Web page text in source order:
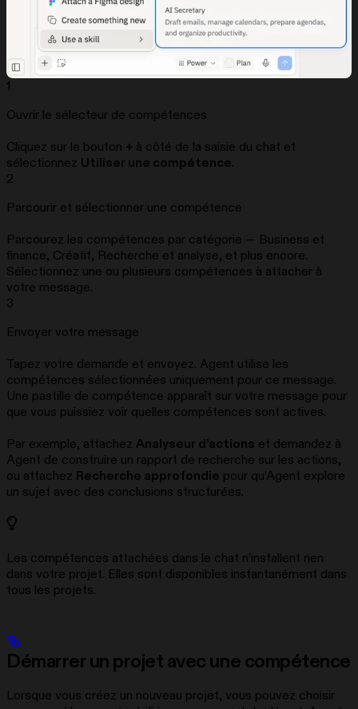
1
Ouvrir le sélecteur de compétences
Cliquez sur le bouton + à côté de la saisie du chat et
sélectionnez Utiliser une compétence.
2
Parcourir et sélectionner une compétence
Parcourez les compétences par catégorie — Business et
finance, Créatif, Recherche et analyse, et plus encore.
Sélectionnez une ou plusieurs compétences à attacher à
votre message.
3
Envoyer votre message
Tapez votre demande et envoyez. Agent utilise les
compétences sélectionnées uniquement pour ce message.
Une pastille de compétence apparaît sur votre message pour
que vous puissiez voir quelles compétences sont actives.
Par exemple, attachez Analyseur d’actions et demandez à
Agent de construire un rapport de recherche sur les actions,
ou attachez Recherche approfondie pour qu’Agent explore
un sujet avec des conclusions structurées.
Les compétences attachées dans le chat n’installent rien
dans votre projet. Elles sont disponibles instantanément dans
tous les projets.
Démarrer un projet avec une compétence
Lorsque vous créez un nouveau projet, vous pouvez choisir